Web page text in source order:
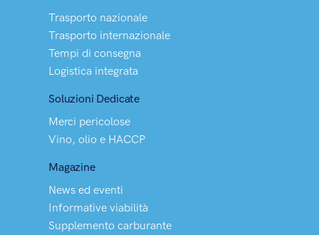
Trasporto nazionale
Trasporto internazionale
Tempi di consegna
Logistica integrata
Soluzioni Dedicate
Merci pericolose
Vino, olio e HACCP
Magazine
News ed eventi
Informative viabilità
Supplemento carburante